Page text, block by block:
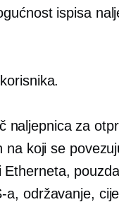
ispisa
naljepnica za
na koji se
Etherneta,
a, održavanje,